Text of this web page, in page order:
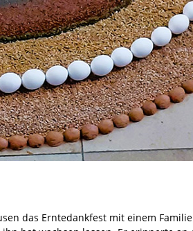
das Erntedankfest mit einem